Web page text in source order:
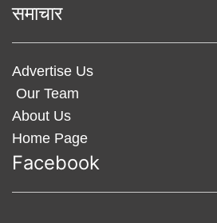
समाचार
Advertise Us
Our Team
About Us
Home Page
Facebook